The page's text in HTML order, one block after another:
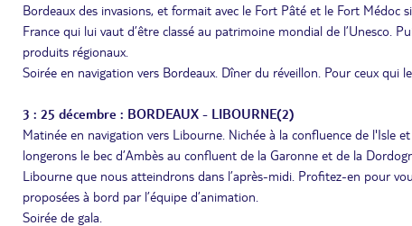
Bordeaux des invasions, et formait avec le Fort Pâté et le Fort
France qui lui vaut d’être classé au patrimoine mondial de l’Unesco.
produits régionaux.
Soirée en navigation vers Bordeaux. Dîner du réveillon. Pour ceux qui
3 : 25 décembre : BORDEAUX - LIBOURNE(2)
Matinée en navigation vers Libourne. Nichée à la confluence de l'Isle
longerons le bec d’Ambès au confluent de la Garonne et de la
Libourne que nous atteindrons dans l’après-midi. Profitez-en pour
proposées à bord par l’équipe d’animation.
Soirée de gala.